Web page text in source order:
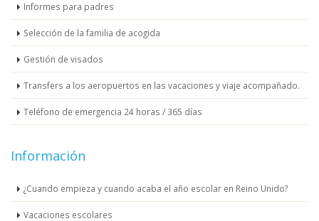
Informes para padres
Selección de la familia de acogida
Gestión de visados
Transfers a los aeropuertos en las vacaciones y viaje acompañado.
Teléfono de emergencia 24 horas / 365 días
Información
¿Cuando empieza y cuando acaba el año escolar en Reino Unido?
Vacaciones escolares